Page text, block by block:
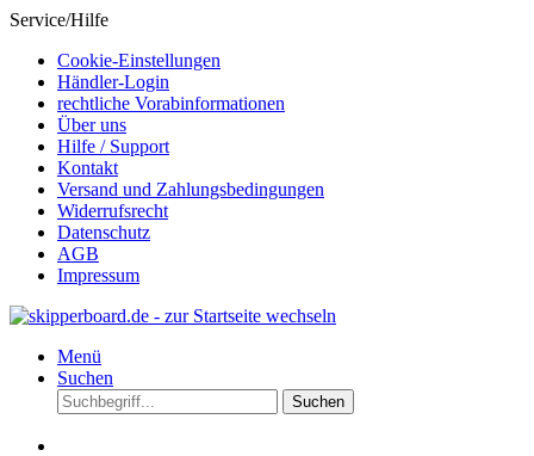
Service/Hilfe
Cookie-Einstellungen
Händler-Login
rechtliche Vorabinformationen
Über uns
Hilfe / Support
Kontakt
Versand und Zahlungsbedingungen
Widerrufsrecht
Datenschutz
AGB
Impressum
Menü
Suchen
Suchen